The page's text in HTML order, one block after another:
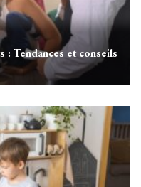
: Tendances et conseils